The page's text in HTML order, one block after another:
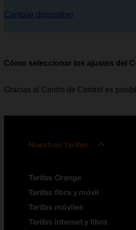
Cambiar dispositivo
Cómo seleccionar los ajustes del
Gracias al Centro de Control es
Nuestras tarifas
Tarifas Orange
Tarifas fibra y móvil
Tarifas móviles
Tarifas internet y fibra